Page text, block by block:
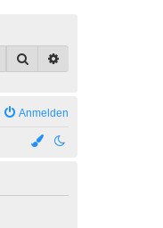
Suche
Anmelden